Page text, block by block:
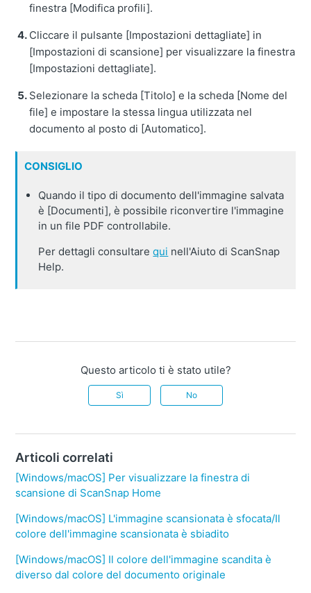
finestra [Modifica profili].
Cliccare il pulsante [Impostazioni dettagliate] in
[Impostazioni di scansione] per visualizzare la finestra
[Impostazioni dettagliate].
Selezionare la scheda [Titolo] e la scheda [Nome del
file] e impostare la stessa lingua utilizzata nel
documento al posto di [Automatico].
CONSIGLIO
Quando il tipo di documento dell'immagine salvata
è [Documenti], è possibile riconvertire l'immagine
in un file PDF controllabile.
Per dettagli consultarequi nell'Aiuto di ScanSnap
Help.
Questo articolo ti è stato utile?
Sì No
Articoli correlati
[Windows/macOS] Per visualizzare la finestra di
scansione di ScanSnap Home
[Windows/macOS] L'immagine scansionata è sfocata/Il
colore dell'immagine scansionata è sbiadito
[Windows/macOS] Il colore dell'immagine scandita è
diverso dal colore del documento originale